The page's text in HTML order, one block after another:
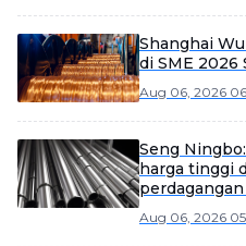
Shanghai
di SME 2026
Aug 06, 2026
Seng
harga tinggi
Aug 06, 2026